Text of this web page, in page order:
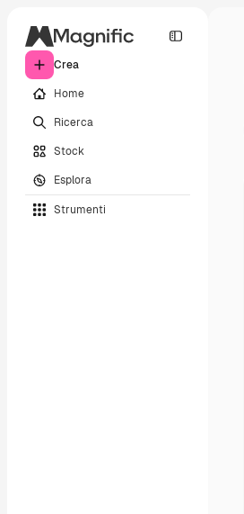
Crea
Home
Ricerca
Stock
Esplora
Strumenti